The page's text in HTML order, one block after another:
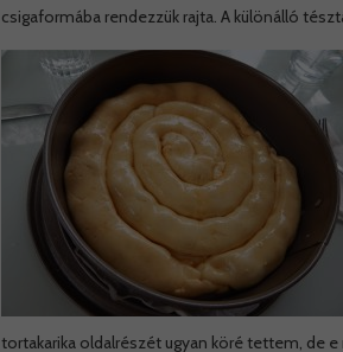
csigaformába rendezzük rajta. A különálló
tortakarika oldalrészét ugyan köré tettem, de e